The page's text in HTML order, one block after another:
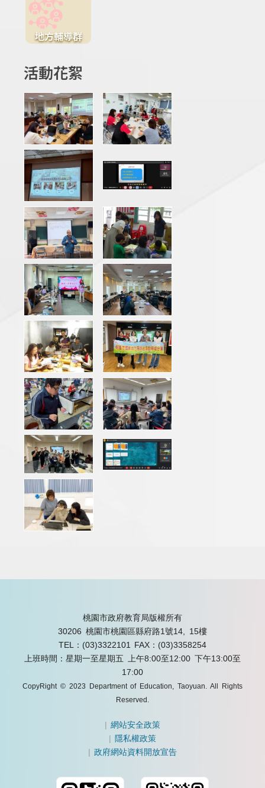
地方輔導群
活動花絮
桃園市政府教育局版權所有
30206 桃園市桃園區縣府路1號14, 15樓
TEL：(03)3322101
FAX：(03)3358254
上班時間：星期一至星期五 上午8:00至12:00 下午13:00至
17:00
CopyRight © 2023 Department of Education, Taoyuan. All Rights
Reserved.
|網站安全政策
|隱私權政策
|政府網站資料開放宣告